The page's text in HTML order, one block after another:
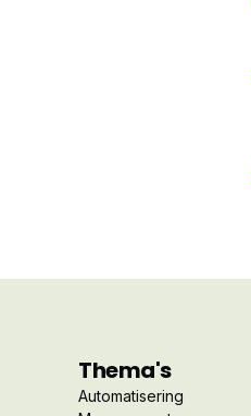
Thema's
Automatisering